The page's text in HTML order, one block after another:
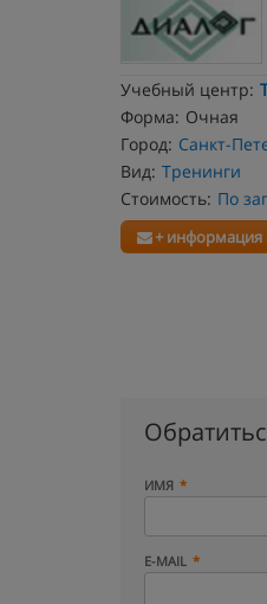
Учебный центр:
Форма: Очная
Город: Санкт-
Вид: Тренинги
Стоимость: По
+ информация
ИМЯ
E-MAIL